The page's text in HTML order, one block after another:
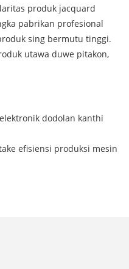
produk jacquard
pabrikan profesional
sing bermutu tinggi.
utawa duwe pitakon,
dodolan kanthi
efisiensi produksi mesin